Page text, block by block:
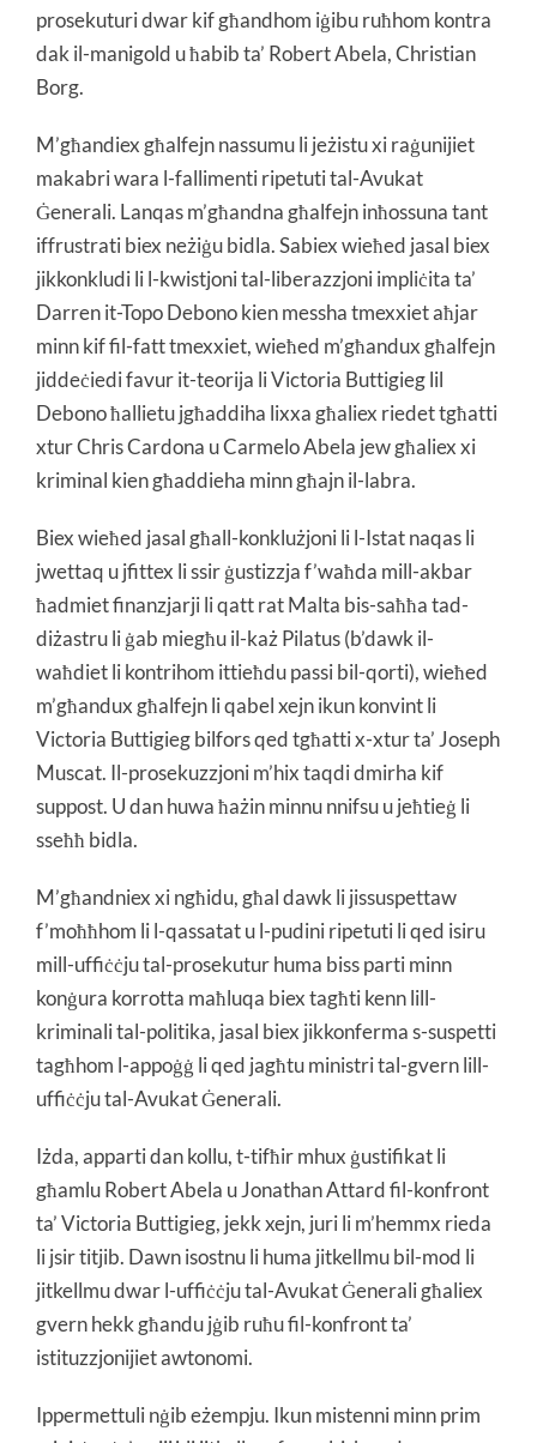
prosekuturi dwar kif għandhom iġibu ruħhom kontra
dak il-manigold u ħabib ta’ Robert Abela, Christian
Borg.
M’għandiex għalfejn nassumu li jeżistu xi raġunijiet
makabri wara l-fallimenti ripetuti tal-Avukat
Ġenerali. Lanqas m’għandna għalfejn inħossuna tant
iffrustrati biex neżiġu bidla. Sabiex wieħed jasal biex
jikkonkludi li l-kwistjoni tal-liberazzjoni impliċita ta’
Darren it-Topo Debono kien messha tmexxiet aħjar
minn kif fil-fatt tmexxiet, wieħed m’għandux għalfejn
jiddeċiedi favur it-teorija li Victoria Buttigieg lil
Debono ħallietu jgħaddiha lixxa għaliex riedet tgħatti
xtur Chris Cardona u Carmelo Abela jew għaliex xi
kriminal kien għaddieha minn għajn il-labra.
Biex wieħed jasal għall-konklużjoni li l-Istat naqas li
jwettaq u jfittex li ssir ġustizzja f’waħda mill-akbar
ħadmiet finanzjarji li qatt rat Malta bis-saħħa tad-
diżastru li ġab miegħu il-każ Pilatus (b’dawk il-
waħdiet li kontrihom ittieħdu passi bil-qorti), wieħed
m’għandux għalfejn li qabel xejn ikun konvint li
Victoria Buttigieg bilfors qed tgħatti x-xtur ta’ Joseph
Muscat. Il-prosekuzzjoni m’hix taqdi dmirha kif
suppost. U dan huwa ħażin minnu nnifsu u jeħtieġ li
sseħħ bidla.
M’għandniex xi ngħidu, għal dawk li jissuspettaw
f’moħħhom li l-qassatat u l-pudini ripetuti li qed isiru
mill-uffiċċju tal-prosekutur huma biss parti minn
konġura korrotta maħluqa biex tagħti kenn lill-
kriminali tal-politika, jasal biex jikkonferma s-suspetti
tagħhom l-appoġġ li qed jagħtu ministri tal-gvern lill-
uffiċċju tal-Avukat Ġenerali.
Iżda, apparti dan kollu, t-tifħir mhux ġustifikat li
għamlu Robert Abela u Jonathan Attard fil-konfront
ta’ Victoria Buttigieg, jekk xejn, juri li m’hemmx rieda
li jsir titjib. Dawn isostnu li huma jitkellmu bil-mod li
jitkellmu dwar l-uffiċċju tal-Avukat Ġenerali għaliex
gvern hekk għandu jġib ruħu fil-konfront ta’
istituzzjonijiet awtonomi.
Ippermettuli nġib eżempju. Ikun mistenni minn prim